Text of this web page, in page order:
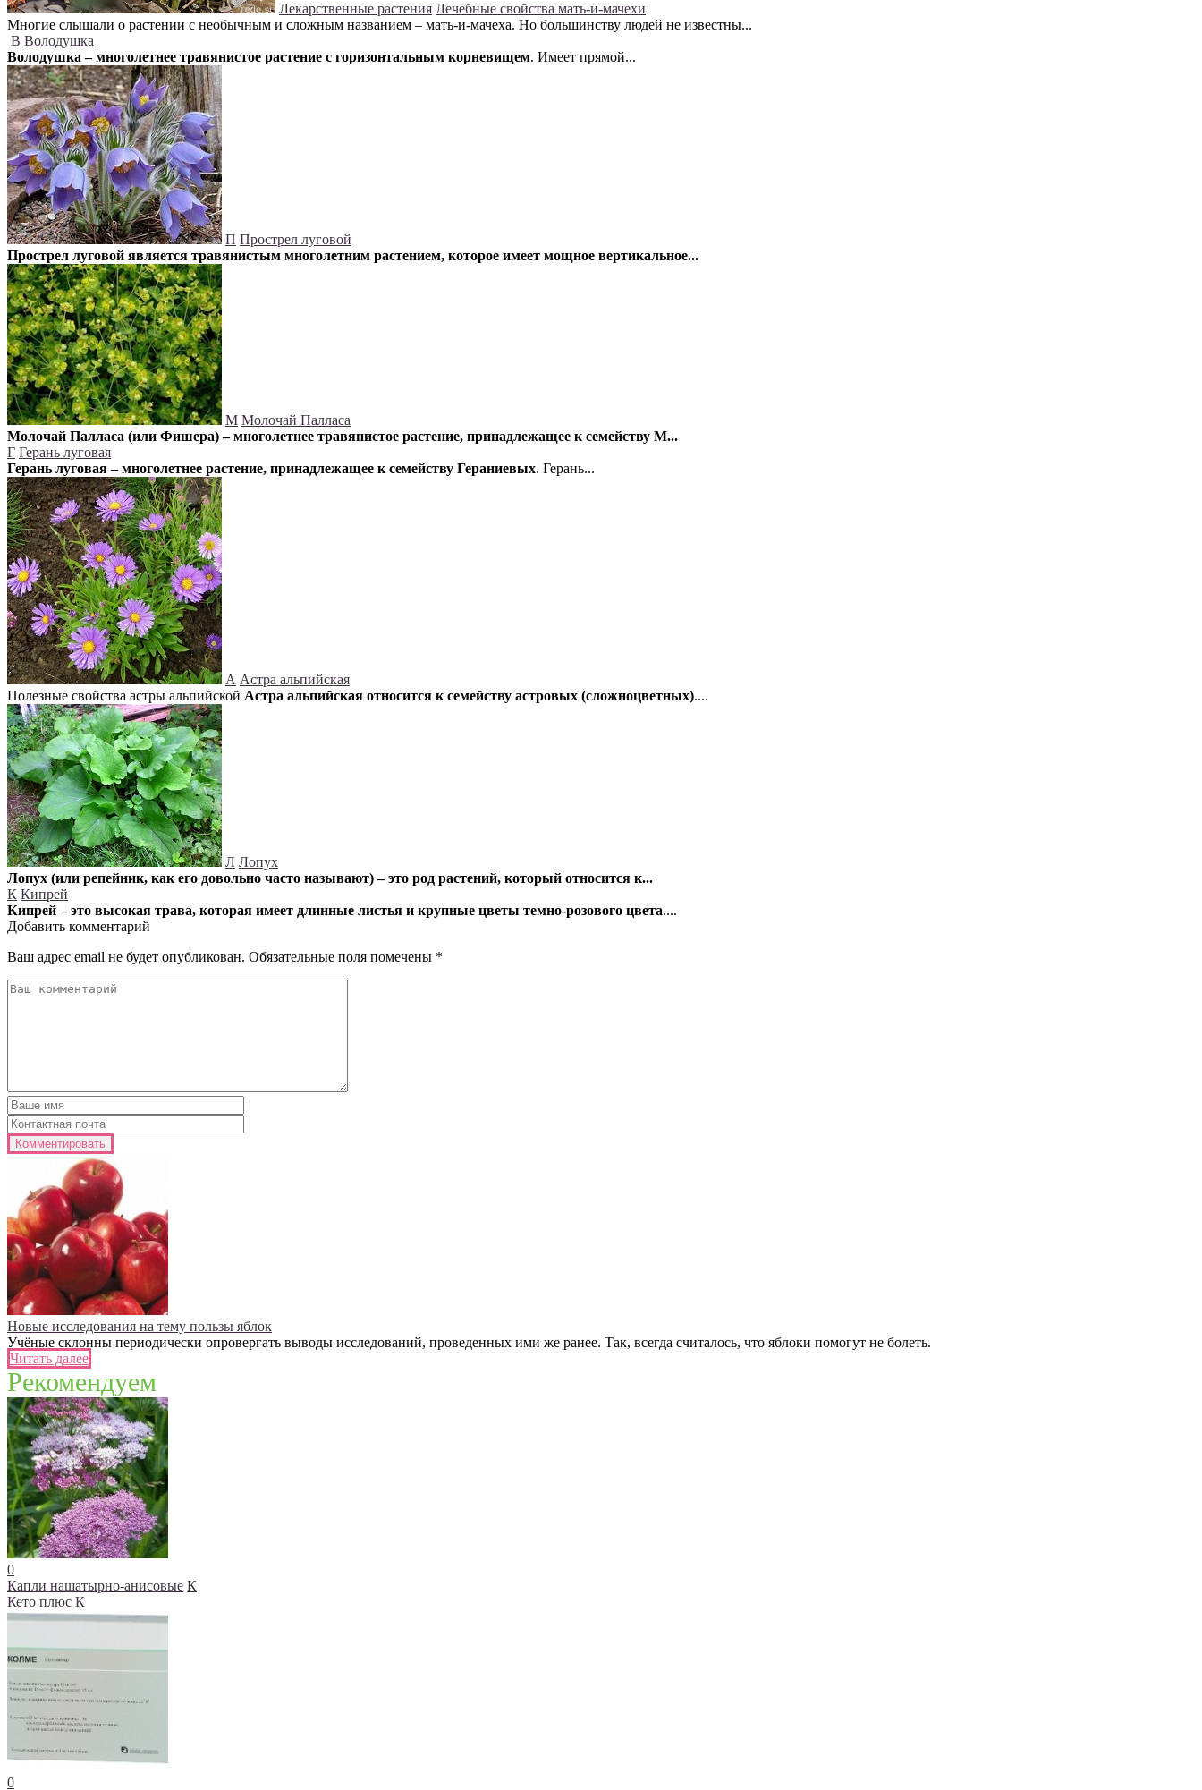
Лекарственные растения Лечебные свойства мать-и-мачехи
Многие слышали о растении с необычным и сложным названием – мать-и-мачеха. Но большинству людей не известны...
В Володушка
Володушка – многолетнее травянистое растение с горизонтальным корневищем. Имеет прямой...
П Прострел луговой
Прострел луговой является травянистым многолетним растением, которое имеет мощное вертикальное...
М Молочай Палласа
Молочай Палласа (или Фишера) – многолетнее травянистое растение, принадлежащее к семейству М...
Г Герань луговая
Герань луговая – многолетнее растение, принадлежащее к семейству Гераниевых. Герань...
А Астра альпийская
Полезные свойства астры альпийской Астра альпийская относится к семейству астровых (сложноцветных)....
Л Лопух
Лопух (или репейник, как его довольно часто называют) – это род растений, который относится к...
К Кипрей
Кипрей – это высокая трава, которая имеет длинные листья и крупные цветы темно-розового цвета....
Добавить комментарий
Ваш адрес email не будет опубликован. Обязательные поля помечены *
Новые исследования на тему пользы яблок
Учёные склонны периодически опровергать выводы исследований, проведенных ими же ранее. Так, всегда считалось, что яблоки помогут не болеть.
Читать далее
Рекомендуем
0
Капли нашатырно-анисовые К
Кето плюс К
0